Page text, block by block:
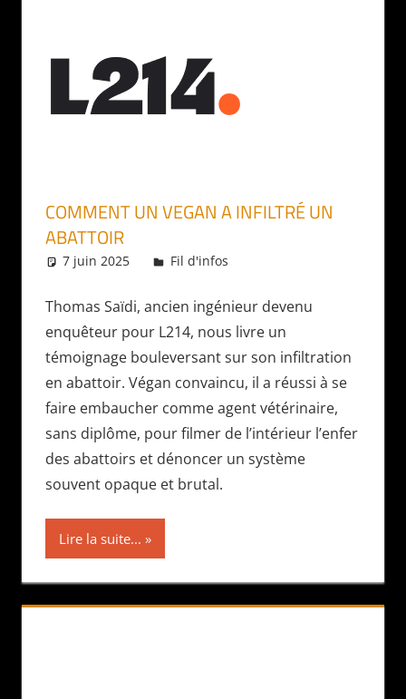
COMMENT UN VEGAN A INFILTRÉ UN
ABATTOIR
7 juin 2025 Daniel
Fil d'infos
Thomas Saïdi, ancien ingénieur devenu
enquêteur pour L214, nous livre un
témoignage bouleversant sur son infiltration
en abattoir. Végan convaincu, il a réussi à se
faire embaucher comme agent vétérinaire,
sans diplôme, pour filmer de l’intérieur l’enfer
des abattoirs et dénoncer un système
souvent opaque et brutal.
Lire la suite...